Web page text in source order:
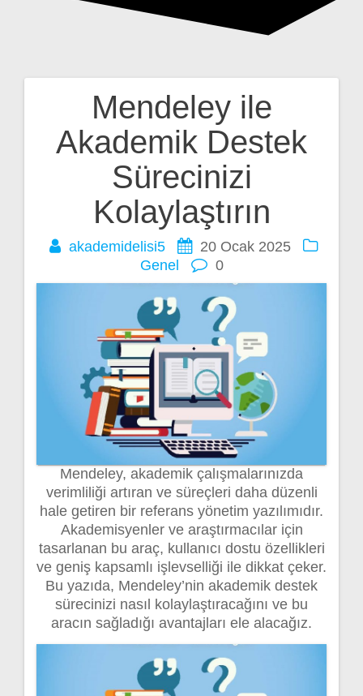
Mendeley ile
Akademik Destek
Sürecinizi
Kolaylaştırın
akademidelisi5
20 Ocak 2025
Genel
0
Mendeley, akademik çalışmalarınızda
verimliliği artıran ve süreçleri daha düzenli
hale getiren bir referans yönetim yazılımıdır.
Akademisyenler ve araştırmacılar için
tasarlanan bu araç, kullanıcı dostu özellikleri
ve geniş kapsamlı işlevselliği ile dikkat çeker.
Bu yazıda, Mendeley’nin akademik destek
sürecinizi nasıl kolaylaştıracağını ve bu
aracın sağladığı avantajları ele alacağız.
gezinmesi